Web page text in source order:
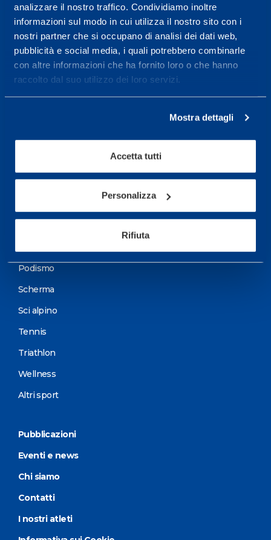
analizzare il nostro traffico. Condividiamo inoltre
informazioni sul modo in cui utilizza il nostro sito con i
nostri partner che si occupano di analisi dei dati web,
pubblicità e social media, i quali potrebbero combinarle
con altre informazioni che ha fornito loro o che hanno
raccolto dal suo utilizzo dei loro servizi.
Mostra dettagli
Accetta tutti
Personalizza
Rifiuta
Maggiori informazioni
Servizi
Servizi Medici
Test di valutazione
Podismo
Scherma
Sci alpino
Tennis
Triathlon
Wellness
Altri sport
Pubblicazioni
Eventi e news
Chi siamo
Contatti
I nostri atleti